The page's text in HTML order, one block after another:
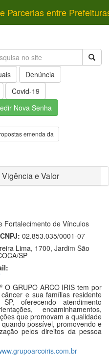
Parcerias entre
Denúncia
Covid-19
Nova Senha
emenda da
e Valor
Fortalecimento de Vínculos
CNPJ: 02.853.035/0001-07
Lima, 1700, Jardim São
SP
O GRUPO ARCO IRIS tem por
e sua famílias residente
oferecendo atendimento
encaminhamentos,
que promovam a qualidade
possível, promovendo e
pelos direitos da pessoa